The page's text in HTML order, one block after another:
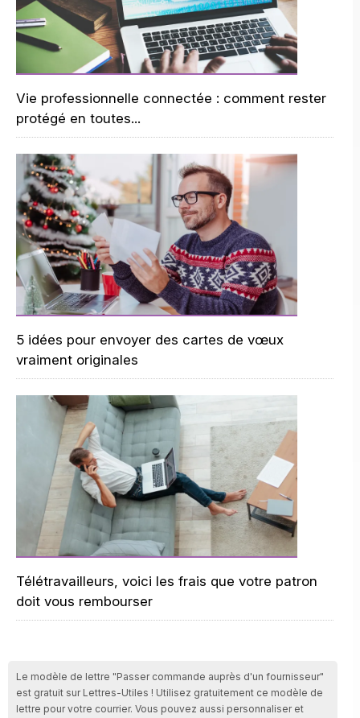
Vie professionnelle connectée : comment rester
protégé en toutes...
5 idées pour envoyer des cartes de vœux
vraiment originales
Télétravailleurs, voici les frais que votre patron
doit vous rembourser
Le modèle de lettre "Passer commande auprès d'un fournisseur"
est gratuit sur Lettres-Utiles ! Utilisez gratuitement ce modèle de
lettre pour votre courrier. Vous pouvez aussi personnaliser et